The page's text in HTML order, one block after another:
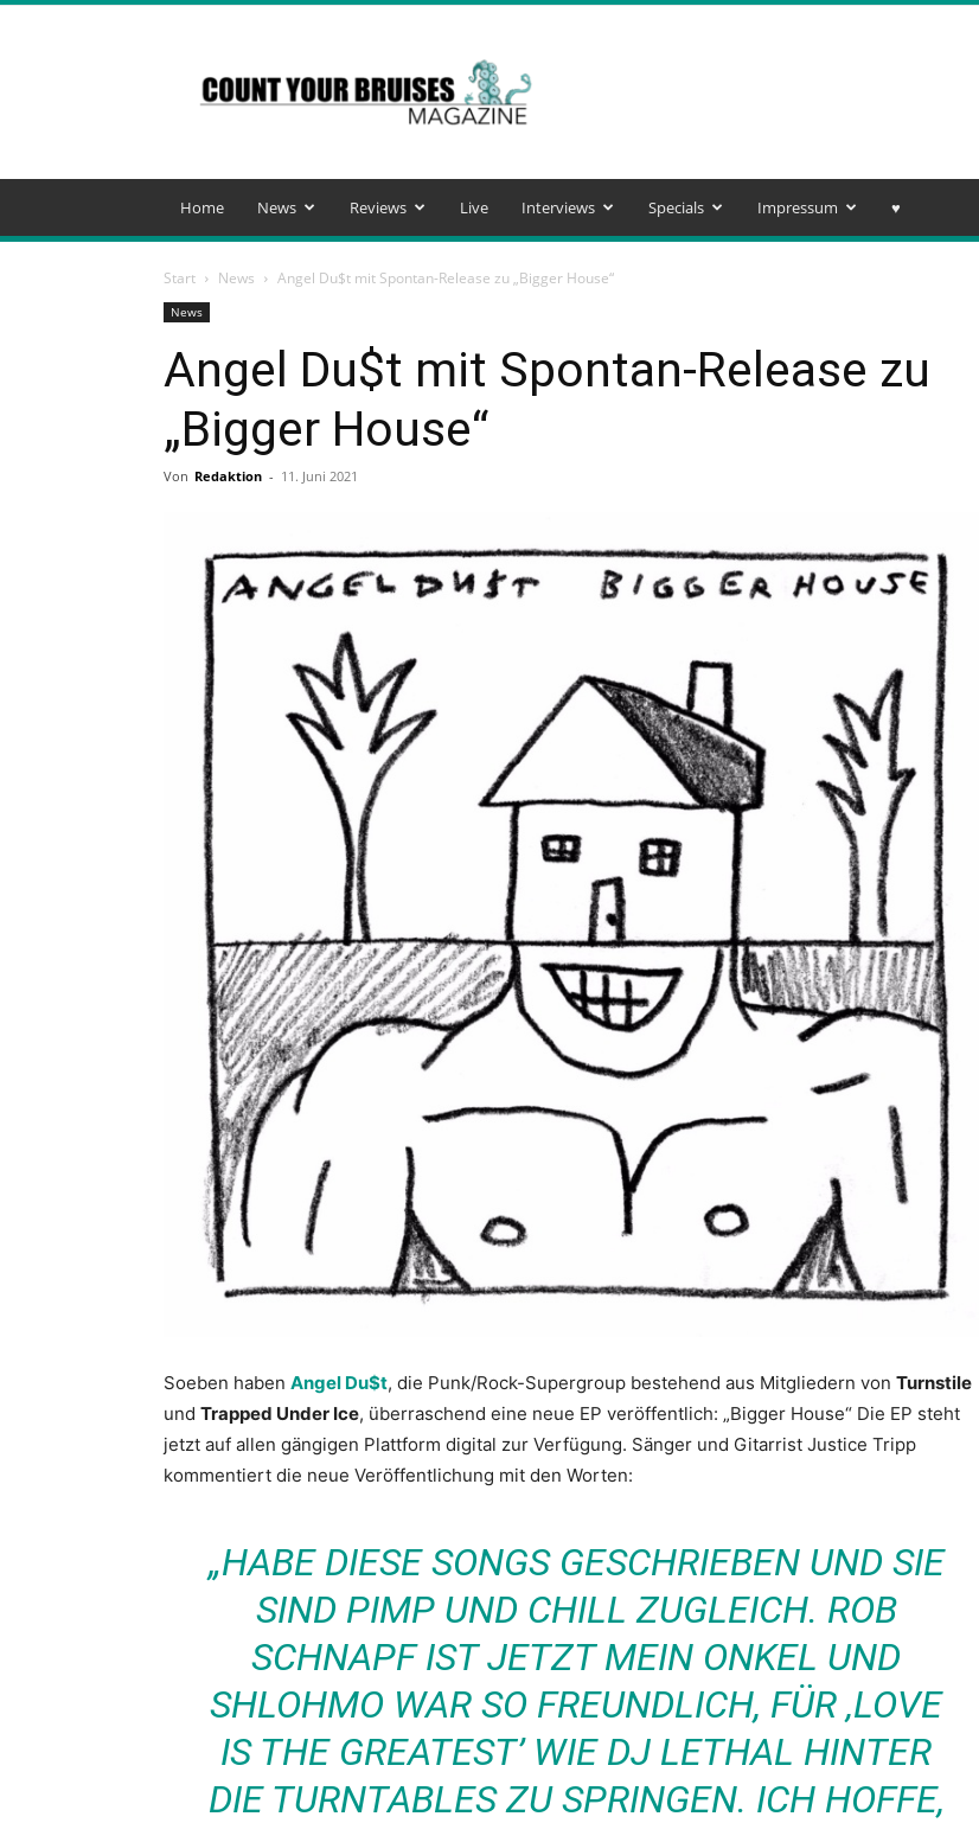
Your
Bruises
Magazine
Home News Reviews Live Interviews Specials Impressum ♥️
Start News Angel Du$t mit Spontan-Release zu „Bigger House“
News
Angel Du$t mit Spontan-Release zu
„Bigger House“
Von Redaktion - 11. Juni 2021
Soeben haben Angel Du$t, die Punk/Rock-Supergroup bestehend aus Mitgliedern von Turnstile
und Trapped Under Ice, überraschend eine neue EP veröffentlich: „Bigger House“ Die EP steht
jetzt auf allen gängigen Plattform digital zur Verfügung. Sänger und Gitarrist Justice Tripp
kommentiert die neue Veröffentlichung mit den Worten:
„HABE DIESE SONGS GESCHRIEBEN UND SIE
SIND PIMP UND CHILL ZUGLEICH. ROB
SCHNAPF IST JETZT MEIN ONKEL UND
SHLOHMO WAR SO FREUNDLICH, FÜR ‚LOVE
IS THE GREATEST’ WIE DJ LETHAL HINTER
DIE TURNTABLES ZU SPRINGEN. ICH HOFFE,